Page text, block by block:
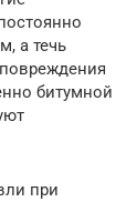
а течь
битумной
при